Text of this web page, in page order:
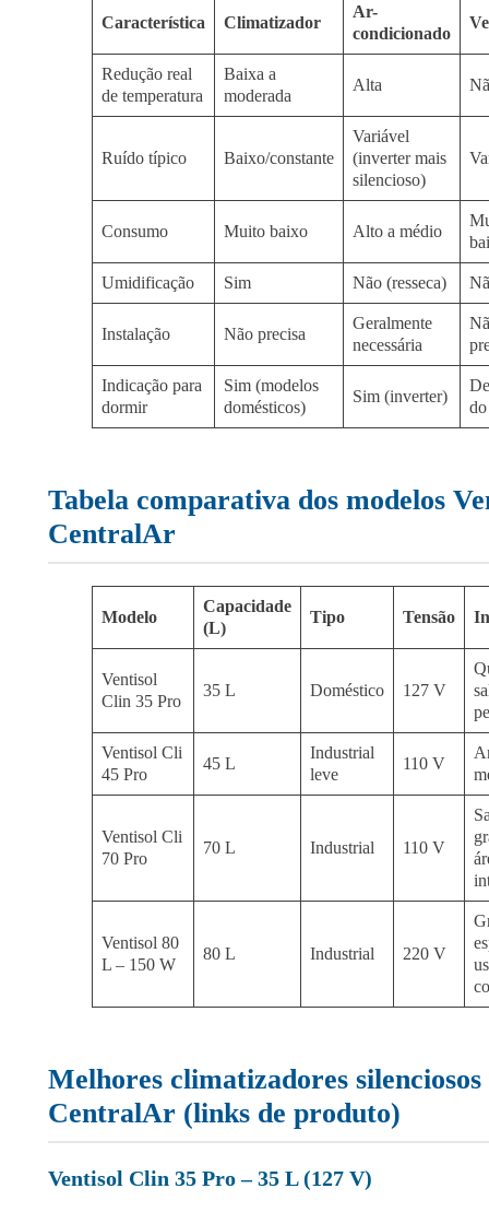
Característica Climatizador
Ar-
condicionado
Redução real
de temperatura
Baixa a
moderada
Alta
Ruído típico Baixo/constante
Variável
(inverter mais
silencioso)
Consumo Muito baixo Alto a médio
Umidificação Sim Não (resseca)
Instalação Não precisa
Geralmente
necessária
Indicação para
dormir
Sim (modelos
domésticos)
Sim (inverter)
Tabela comparativa dos modelos
CentralAr
Modelo
Capacidade
(L)
Tipo Tensão
Ventisol
Clin 35 Pro
35 L Doméstico 127 V
Ventisol Cli
45 Pro
45 L
Industrial
leve
110 V
Ventisol Cli
70 Pro
70 L Industrial 110 V
Ventisol 80
L – 150 W
80 L Industrial 220 V
Melhores climatizadores silenciosos
CentralAr (links de produto)
Ventisol Clin 35 Pro – 35 L (127 V)